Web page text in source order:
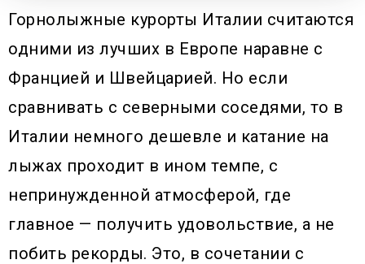
Горнолыжные курорты Италии считаются
одними из лучших в Европе наравне с
Францией и Швейцарией. Но если
сравнивать с северными соседями, то в
Италии немного дешевле и катание на
лыжах проходит в ином темпе, с
непринужденной атмосферой, где
главное — получить удовольствие, а не
побить рекорды. Это, в сочетании с